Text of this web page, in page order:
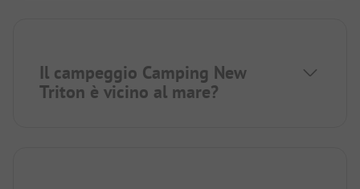
Il campeggio Camping New
Triton è vicino al mare?